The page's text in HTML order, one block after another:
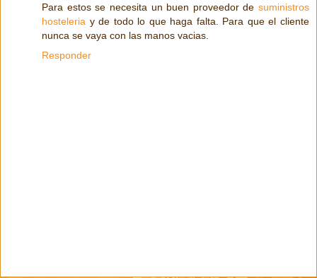
Para estos se necesita un buen proveedor de suministros
hosteleria y de todo lo que haga falta. Para que el cliente
nunca se vaya con las manos vacias.
Responder